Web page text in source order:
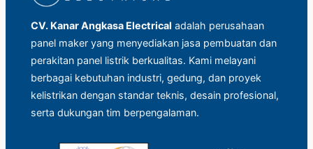
CV. Kanar Angkasa Electrical adalah perusahaan
panel maker yang menyediakan jasa pembuatan dan
perakitan panel listrik berkualitas. Kami melayani
berbagai kebutuhan industri, gedung, dan proyek
kelistrikan dengan standar teknis, desain profesional,
serta dukungan tim berpengalaman.